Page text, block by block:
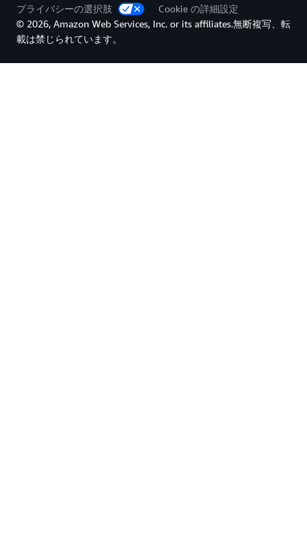
プライバシーの選択肢
Cookie の詳細設定
© 2026, Amazon Web Services, Inc. or its affiliates.無断複写、転
載は禁じられています。